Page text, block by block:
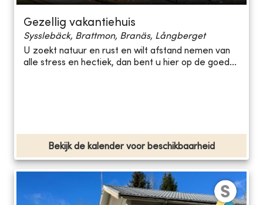
Gezellig vakantiehuis
Sysslebäck, Brattmon, Branäs, Långberget
U zoekt natuur en rust en wilt afstand nemen van
alle stress en hectiek, dan bent u hier op de goed...
Bekijk de kalender voor beschikbaarheid